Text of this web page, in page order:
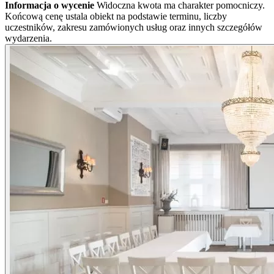
Informacja o wycenie Widoczna kwota ma charakter pomocniczy.
Końcową cenę ustala obiekt na podstawie terminu, liczby
uczestników, zakresu zamówionych usług oraz innych szczegółów
wydarzenia.